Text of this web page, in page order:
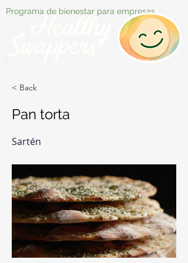
Programa de bienestar para empresas
< Back
Pan torta
Sartén